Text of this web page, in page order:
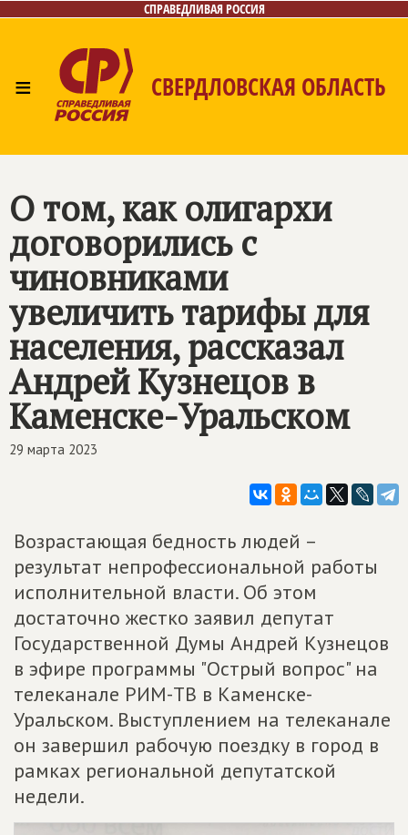
СПРАВЕДЛИВАЯ РОССИЯ
≡ СВЕРДЛОВСКАЯ ОБЛАСТЬ
О том, как олигархи
договорились с
чиновниками
увеличить тарифы для
населения, рассказал
Андрей Кузнецов в
Каменске-Уральском
29 марта 2023
Возрастающая бедность людей –
результат непрофессиональной работы
исполнительной власти. Об этом
достаточно жестко заявил депутат
Государственной Думы Андрей Кузнецов
в эфире программы "Острый вопрос" на
телеканале РИМ-ТВ в Каменске-
Уральском. Выступлением на телеканале
он завершил рабочую поездку в город в
рамках региональной депутатской
недели.